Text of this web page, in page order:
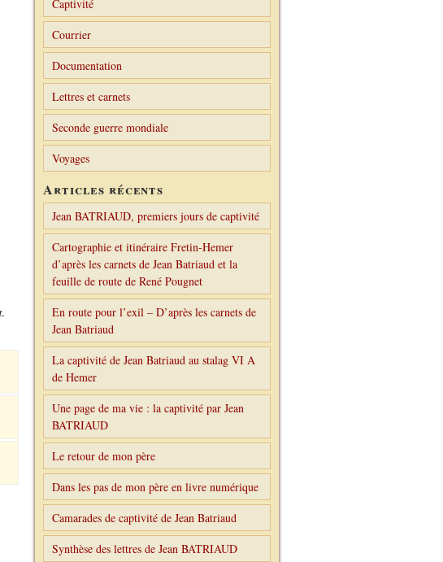
Captivité
Courrier
Documentation
Lettres et carnets
Seconde guerre mondiale
Voyages
Articles récents
Jean BATRIAUD, premiers jours de captivité
Cartographie et itinéraire Fretin-Hemer
d’après les carnets de Jean Batriaud et la
feuille de route de René Pougnet
En route pour l’exil – D’après les carnets de
Jean Batriaud
La captivité de Jean Batriaud au stalag VI A
de Hemer
Une page de ma vie : la captivité par Jean
BATRIAUD
Le retour de mon père
Dans les pas de mon père en livre numérique
Camarades de captivité de Jean Batriaud
Synthèse des lettres de Jean BATRIAUD